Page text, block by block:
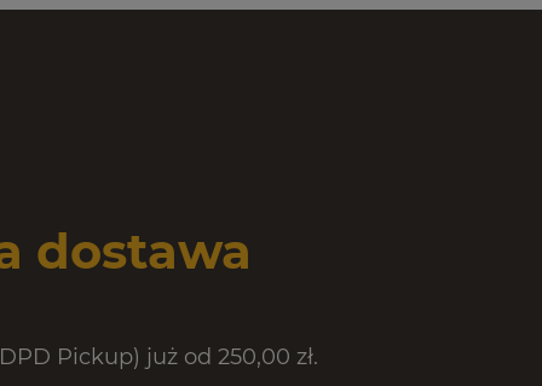
dostawa
Pickup) już od 250,00 zł.